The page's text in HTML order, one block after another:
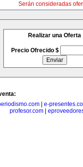
Serán consideradas
Realizar una Oferta
Precio Ofrecido $
e-
profesor.com|